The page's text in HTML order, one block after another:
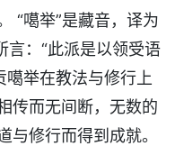
“噶举”是藏音，译为
言：“此派是以领受语
噶举在教法与修行上
传而无间断，无数的
与修行而得到成就。